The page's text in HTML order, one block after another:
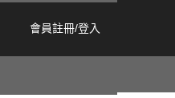
會員註冊/登入